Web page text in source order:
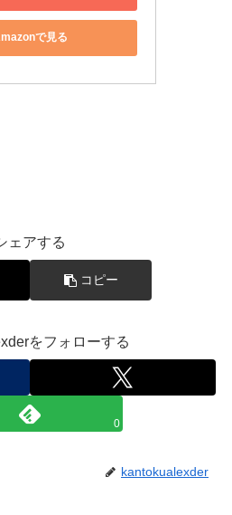
で見る
ェアする
コピー
をフォローする
0
kantokualexder